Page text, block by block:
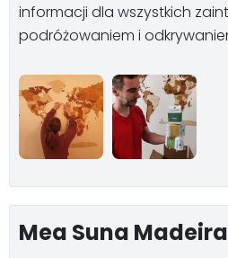
informacji dla wszystkich
podróżowaniem i
Mea Suna Madeira